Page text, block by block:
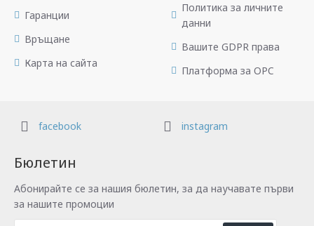
Гаранции
Връщане
Карта на сайта
Политика за личните
данни
Вашите GDPR права
Платформа за OPC
facebook instagram
Бюлетин
Абонирайте се за нашия бюлетин, за да научавате първи
за нашите промоции